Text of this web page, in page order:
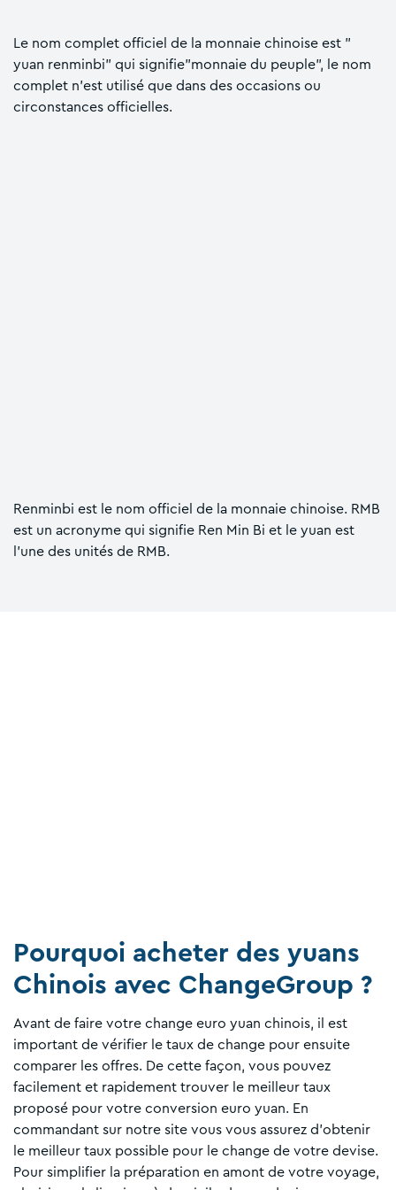
Le nom complet officiel de la monnaie chinoise est "
yuan renminbi" qui signifie"monnaie du peuple", le nom
complet n'est utilisé que dans des occasions ou
circonstances officielles.
Renminbi est le nom officiel de la monnaie chinoise. RMB
est un acronyme qui signifie Ren Min Bi et le yuan est
l'une des unités de RMB.
Pourquoi acheter des yuans
Chinois avec ChangeGroup ?
Avant de faire votre change euro yuan chinois, il est
important de vérifier le taux de change pour ensuite
comparer les offres. De cette façon, vous pouvez
facilement et rapidement trouver le meilleur taux
proposé pour votre conversion euro yuan. En
commandant sur notre site vous vous assurez d'obtenir
le meilleur taux possible pour le change de votre devise.
Pour simplifier la préparation en amont de votre voyage,